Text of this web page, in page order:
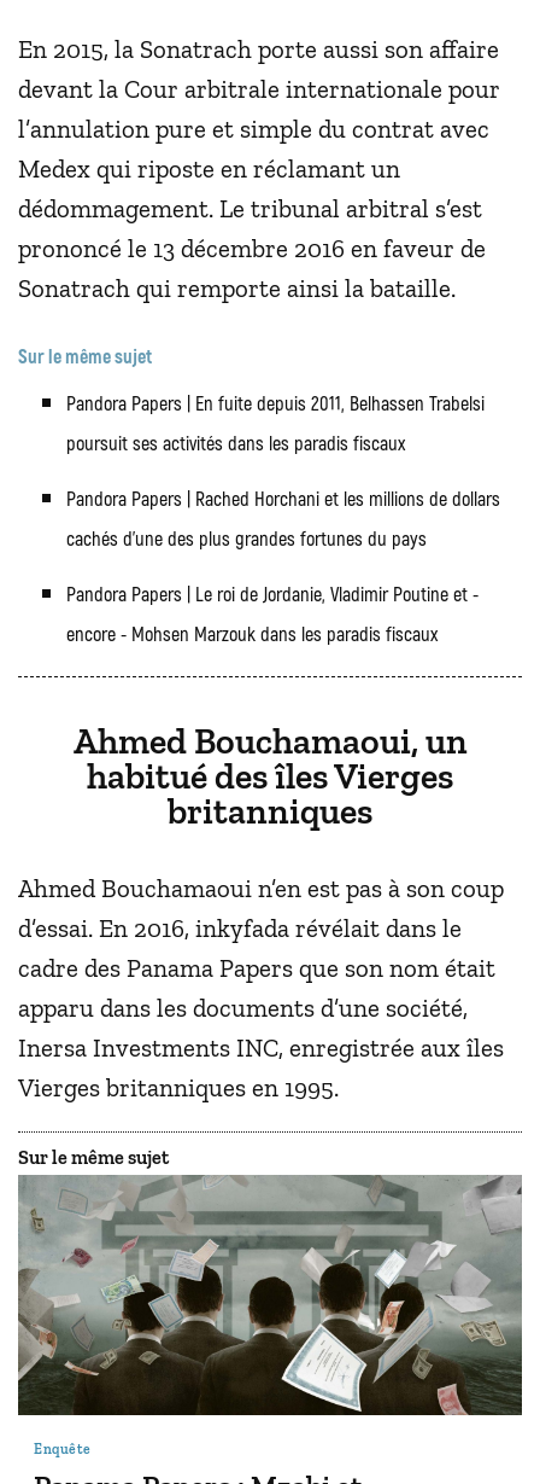
En 2015, la Sonatrach porte aussi son affaire
devant la Cour arbitrale internationale pour
l’annulation pure et simple du contrat avec
Medex qui riposte en réclamant un
dédommagement. Le tribunal arbitral s’est
prononcé le 13 décembre 2016 en faveur de
Sonatrach qui remporte ainsi la bataille.
Sur le même sujet
Pandora Papers | En fuite depuis 2011, Belhassen Trabelsi
poursuit ses activités dans les paradis fiscaux
Pandora Papers | Rached Horchani et les millions de dollars
cachés d’une des plus grandes fortunes du pays
Pandora Papers | Le roi de Jordanie, Vladimir Poutine et -
encore - Mohsen Marzouk dans les paradis fiscaux
Ahmed Bouchamaoui, un
habitué des îles Vierges
britanniques
Ahmed Bouchamaoui n’en est pas à son coup
d’essai. En 2016, inkyfada révélait dans le
cadre des Panama Papers que son nom était
apparu dans les documents d’une société,
Inersa Investments INC, enregistrée aux îles
Vierges britanniques en 1995.
Sur le même sujet
Enquête